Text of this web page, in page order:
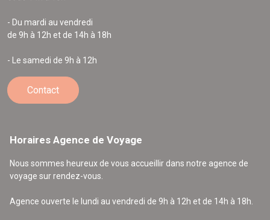
- Du mardi au vendredi
de 9h à 12h et de 14h à 18h
- Le samedi de 9h à 12h
Contact
Horaires Agence de Voyage
Nous sommes heureux de vous accueillir dans notre agence de
voyage sur rendez-vous.
Agence ouverte le lundi au vendredi de 9h à 12h et de 14h à 18h.